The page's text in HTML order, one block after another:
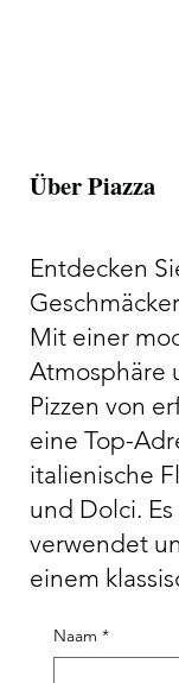
Über Piazza
Entdecken
Mit einer
Atmosphäre
Pizzen von
eine Top-
italienische
und Dolci.
verwendet
einem
Naam *